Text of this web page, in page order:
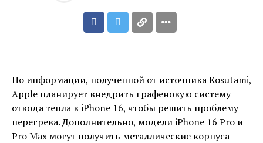
По информации, полученной от источника Kosutami,
Apple планирует внедрить графеновую систему
отвода тепла в iPhone 16, чтобы решить проблему
перегрева. Дополнительно, модели iPhone 16 Pro и
Pro Max могут получить металлические корпуса